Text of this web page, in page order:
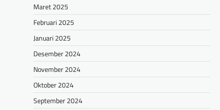
Maret 2025
Februari 2025
Januari 2025
Desember 2024
November 2024
Oktober 2024
September 2024